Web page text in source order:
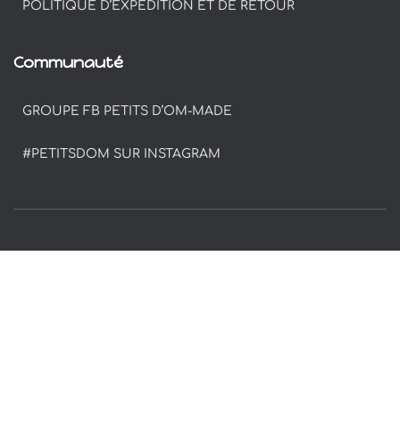
POLITIQUE D’EXPÉDITION ET DE RETOUR
Communauté
GROUPE FB PETITS D’OM-MADE
#PETITSDOM SUR INSTAGRAM